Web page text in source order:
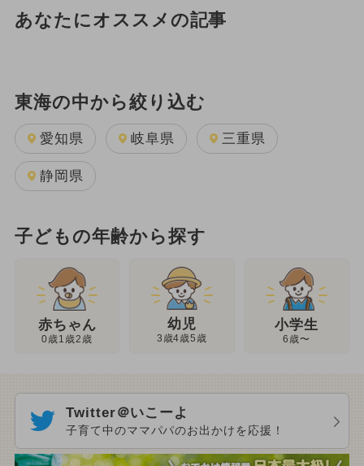
あなたにオススメの記事
東海の中から絞り込む
愛知県 岐阜県 三重県
静岡県
子どもの年齢から探す
赤ちゃん
0歳1歳2歳
幼児
3歳4歳5歳
小学生
6歳〜
Twitter＠いこーよ
子育て中のママパパのお出かけを応援！